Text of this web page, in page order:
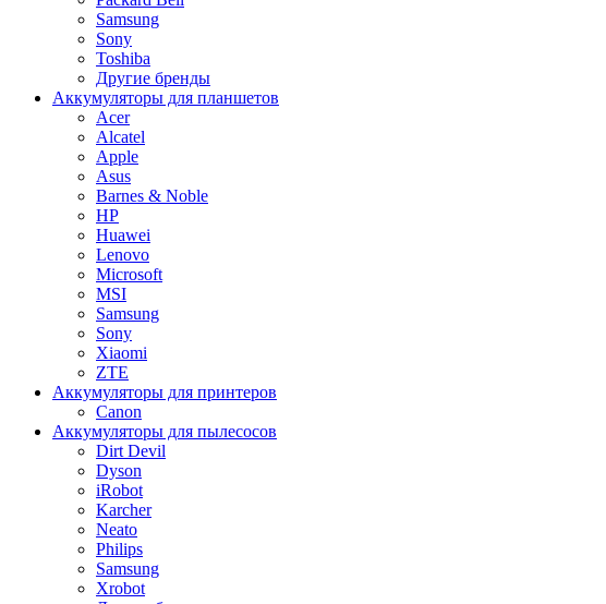
Samsung
Sony
Toshiba
Другие бренды
Аккумуляторы для планшетов
Acer
Alcatel
Apple
Asus
Barnes & Noble
HP
Huawei
Lenovo
Microsoft
MSI
Samsung
Sony
Xiaomi
ZTE
Аккумуляторы для принтеров
Canon
Аккумуляторы для пылесосов
Dirt Devil
Dyson
iRobot
Karcher
Neato
Philips
Samsung
Xrobot